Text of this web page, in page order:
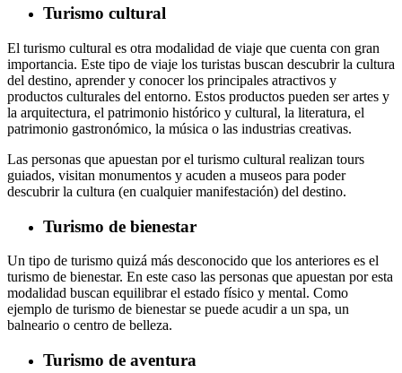
Turismo cultural
El turismo cultural es otra modalidad de viaje que cuenta con gran
importancia. Este tipo de viaje los turistas buscan descubrir la cultura
del destino, aprender y conocer los principales atractivos y
productos culturales del entorno. Estos productos pueden ser artes y
la arquitectura, el patrimonio histórico y cultural, la literatura, el
patrimonio gastronómico, la música o las industrias creativas.
Las personas que apuestan por el turismo cultural realizan tours
guiados, visitan monumentos y acuden a museos para poder
descubrir la cultura (en cualquier manifestación) del destino.
Turismo de bienestar
Un tipo de turismo quizá más desconocido que los anteriores es el
turismo de bienestar. En este caso las personas que apuestan por esta
modalidad buscan equilibrar el estado físico y mental. Como
ejemplo de turismo de bienestar se puede acudir a un spa, un
balneario o centro de belleza.
Turismo de aventura